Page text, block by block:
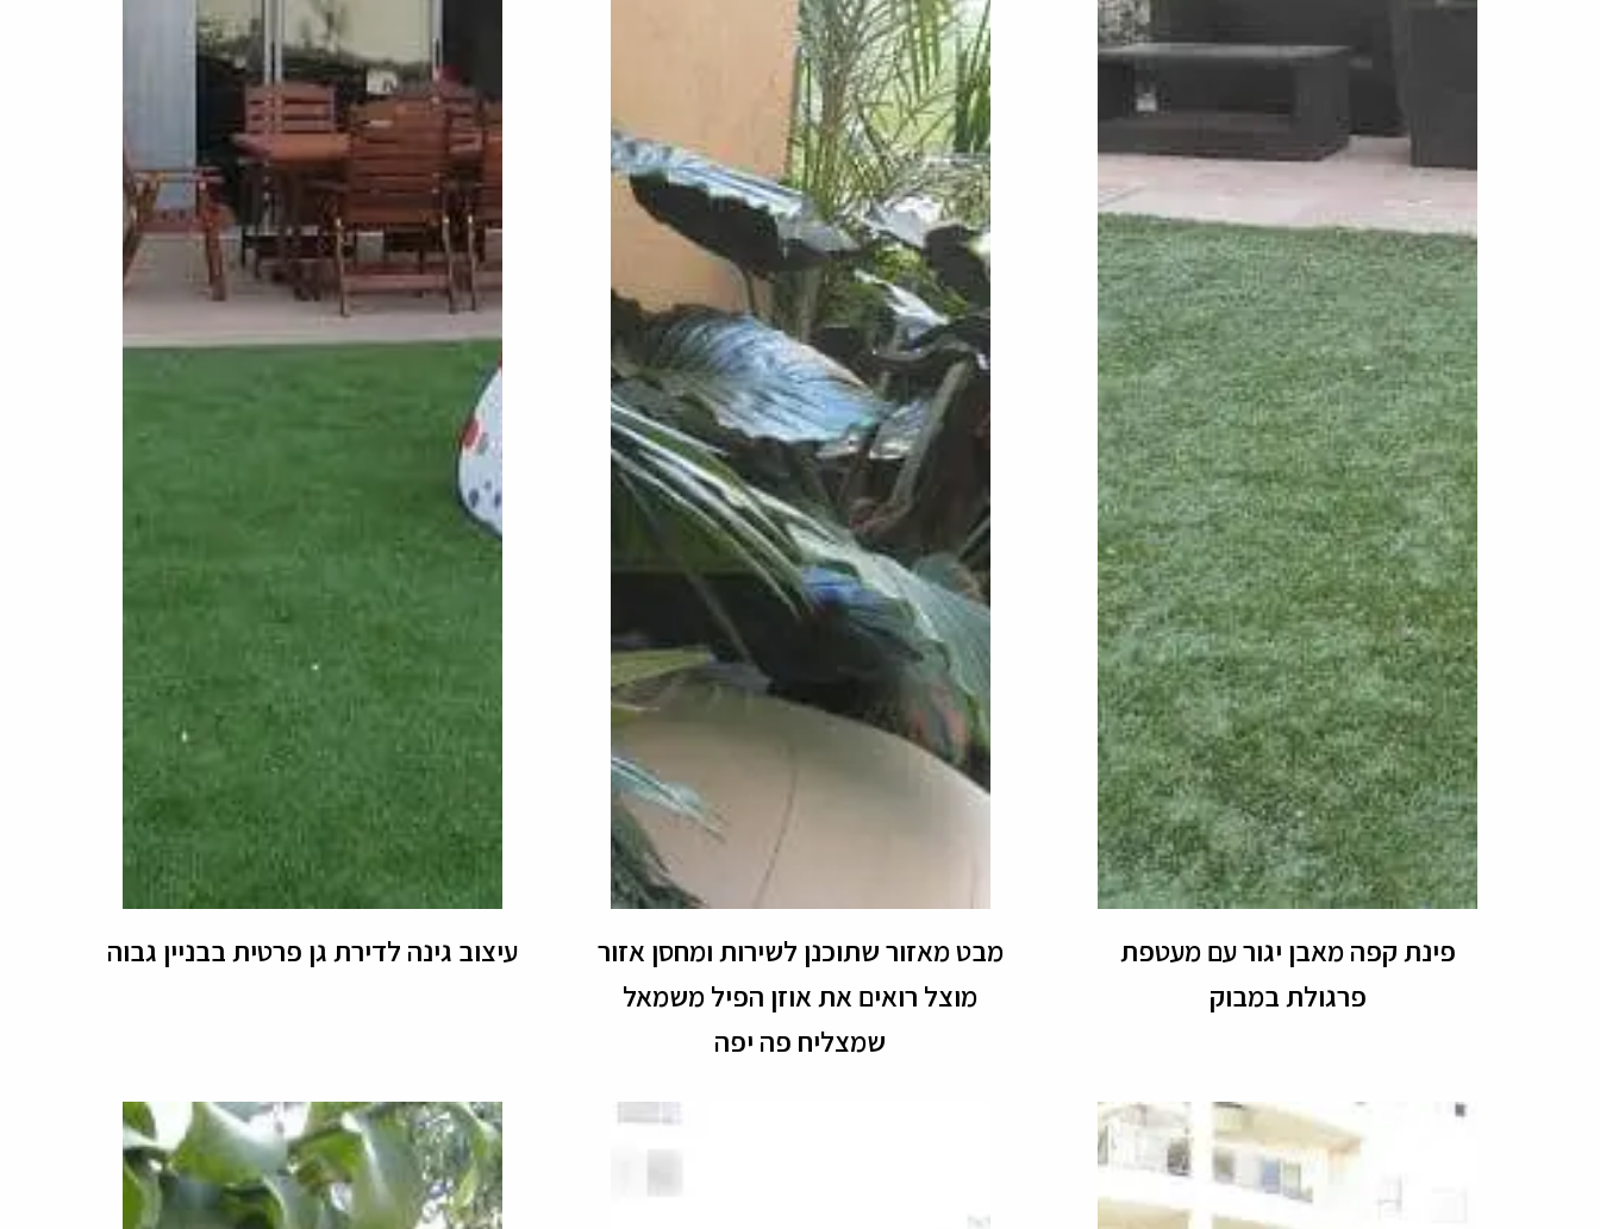
פינת קפה מאבן יגור עם מעטפת
פרגולת במבוק
מבט מאזור שתוכנן לשירות ומחסן אזור
מוצל רואים את אוזן הפיל משמאל
שמצליח פה יפה
עיצוב גינה לדירת גן פרטית בבניין גבוה